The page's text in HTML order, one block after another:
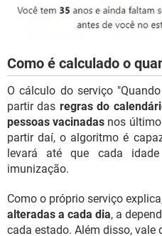
Como é calculado o
O cálculo do serviço
partir das regras do
pessoas vacinadas nos
partir daí, o algoritmo é
levará até que cada
imunização.
Como o próprio serviço
alteradas a cada dia, a
cada estado. Além disso, vale